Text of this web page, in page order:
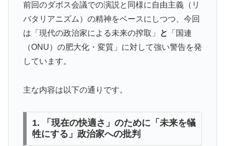
前回のダボス会議での演説と同様に自由主義（リ
バタリアニズム）の精神をベースにしつつ、今回
は「現代の政治家による未来の搾取」
と
「国連
（ONU）の肥大化・変質」に対して強い警告を発
しています。
主な内容は以下の通りです。
1. 「現在の快適さ」のために「未来を犠
牲にする」政治家への批判